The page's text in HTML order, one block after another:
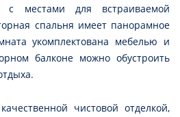
с местами для встраиваемой
спальня имеет панорамное
укомплектована мебелью и
балконе можно обустроить
чистовой отделкой,